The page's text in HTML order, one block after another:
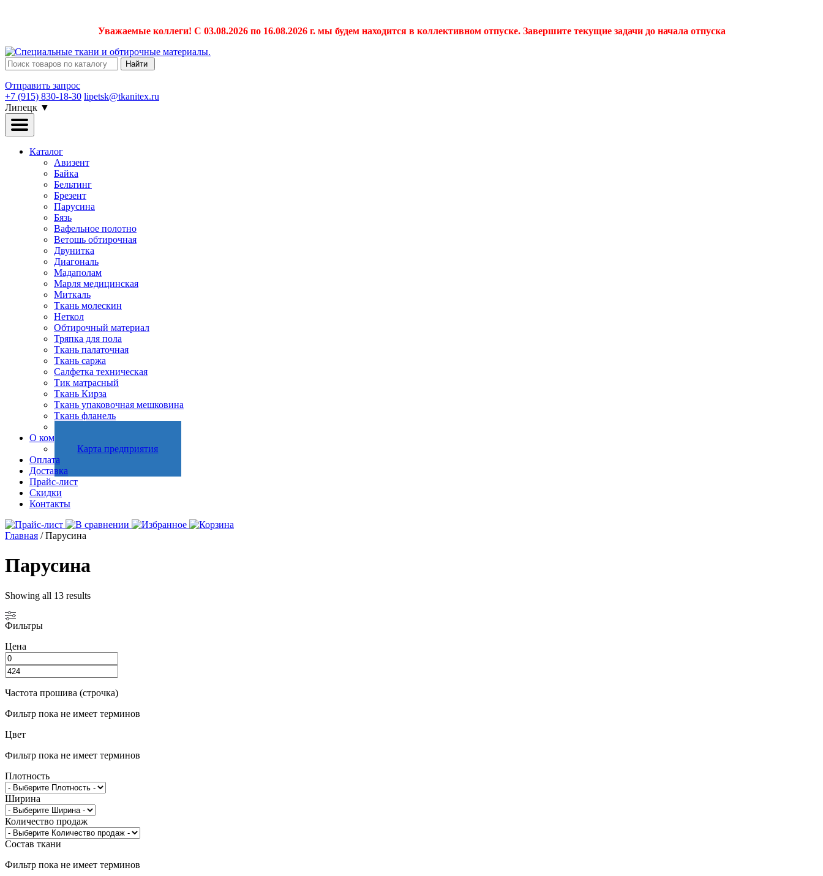
Уважаемые коллеги! С 03.08.2026 по 16.08.2026 г. мы будем находится в коллективном отпуске. Завершите текущие задачи до начала отпуска
Найти
Отправить запрос
+7 (915) 830-18-30 lipetsk@tkanitex.ru
Липецк ▼
Каталог
Авизент
Байка
Бельтинг
Брезент
Парусина
Бязь
Вафельное полотно
Ветошь обтирочная
Двунитка
Диагональ
Мадаполам
Марля медицинская
Миткаль
Ткань молескин
Неткол
Обтирочный материал
Тряпка для пола
Ткань палаточная
Ткань саржа
Салфетка техническая
Тик матрасный
Ткань Кирза
Ткань упаковочная мешковина
Ткань фланель
О компании
Карта предприятия
Оплата
Доставка
Прайс-лист
Скидки
Контакты
Главная / Парусина
Парусина
Showing all 13 results
Фильтры
Цена
Частота прошива (строчка)
Фильтр пока не имеет терминов
Цвет
Фильтр пока не имеет терминов
Плотность
Ширина
Количество продаж
Состав ткани
Фильтр пока не имеет терминов